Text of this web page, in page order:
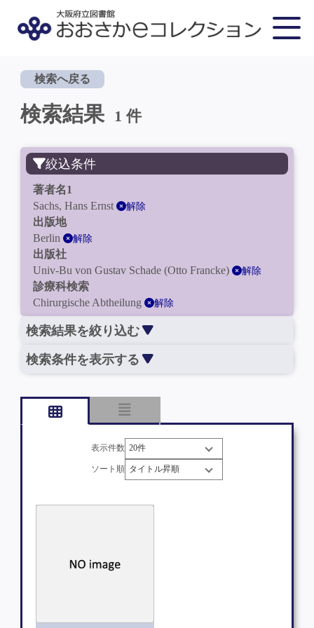
検索へ戻る
検索結果 1 件
絞込条件
著者名1
Sachs, Hans Ernst
解除
出版地
Berlin
解除
出版社
Univ-Bu von Gustav Schade (Otto Francke)
解除
診療科検索
Chirurgische Abtheilung
解除
検索結果を絞り込む
検索条件を表示する
表示件数
ソート順